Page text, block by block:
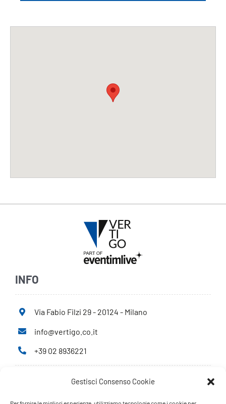
Gestisci Consenso Cookie
INFO
Via Fabio Filzi 29 - 20124 - Milano
info@vertigo.co.it
+39 02 8936221
Privacy Policy
Cookie Policy